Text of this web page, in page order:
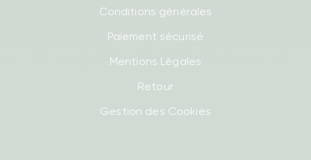
Conditions générales
Paiement sécurisé
Mentions Légales
Retour
Gestion des Cookies